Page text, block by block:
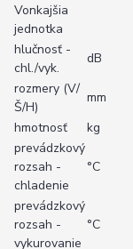
Vonkajšia
jednotka
hlučnosť -
chl./vyk.
dB
rozmery (V/
Š/H)
mm
hmotnosť
kg
prevádzkový
rozsah -
chladenie
°C
prevádzkový
rozsah -
vykurovanie
°C